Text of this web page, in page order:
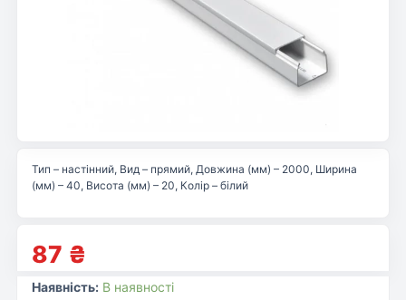
87 ₴
Тип – настінний, Вид – прямий, Довжина (мм) – 2000, Ширина
(мм) – 40, Висота (мм) – 20, Колір – білий
Наявність: В наявності